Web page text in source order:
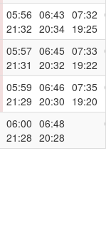
05:56
21:32
06:43
20:34
07:32
19:25
05:57
21:31
06:45
20:32
07:33
19:22
05:59
21:29
06:46
20:30
07:35
19:20
06:00
21:28
06:48
20:28